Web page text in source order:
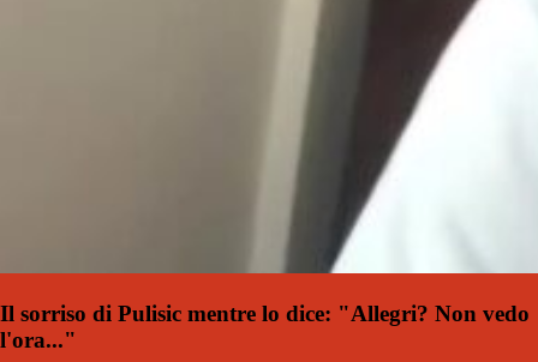
Il sorriso di Pulisic mentre lo dice: "Allegri? Non vedo
l'ora..."